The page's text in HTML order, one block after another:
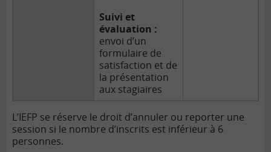
Suivi et
évaluation :
envoi d’un
formulaire de
satisfaction et de
la présentation
aux stagiaires
L’IEFP se réserve le droit d’annuler ou reporter une
session si le nombre d’inscrits est inférieur à 6
personnes.